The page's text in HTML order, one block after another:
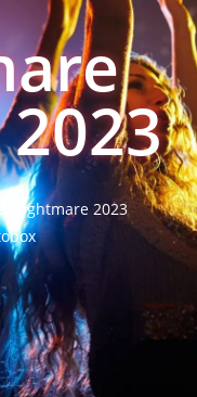
Nightmare 2023